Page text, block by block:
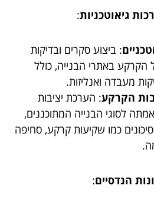
גיאוטכניות:
: ביצוע סקרים ובדיקות
הקרקע באתרי הבנייה, כולל
מעבדה ואנליזות.
הקרקע: הערכת יציבות
לסוגי הבנייה המתוכננים,
כמו שקיעות קרקע, סחיפה
הנדסיים: